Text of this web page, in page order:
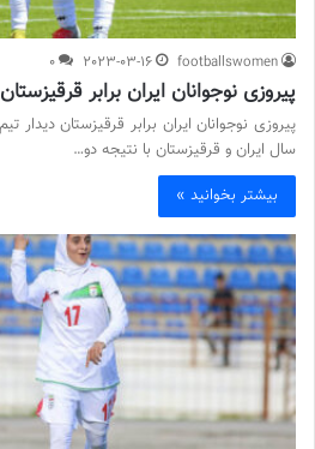
footballswomen
2023-03-16
0
پیروزی نوجوانان ایران برابر قرقیزستان
سال ایران و قرقیزستان با نتیجه دو…
بیشتر بخوانید »